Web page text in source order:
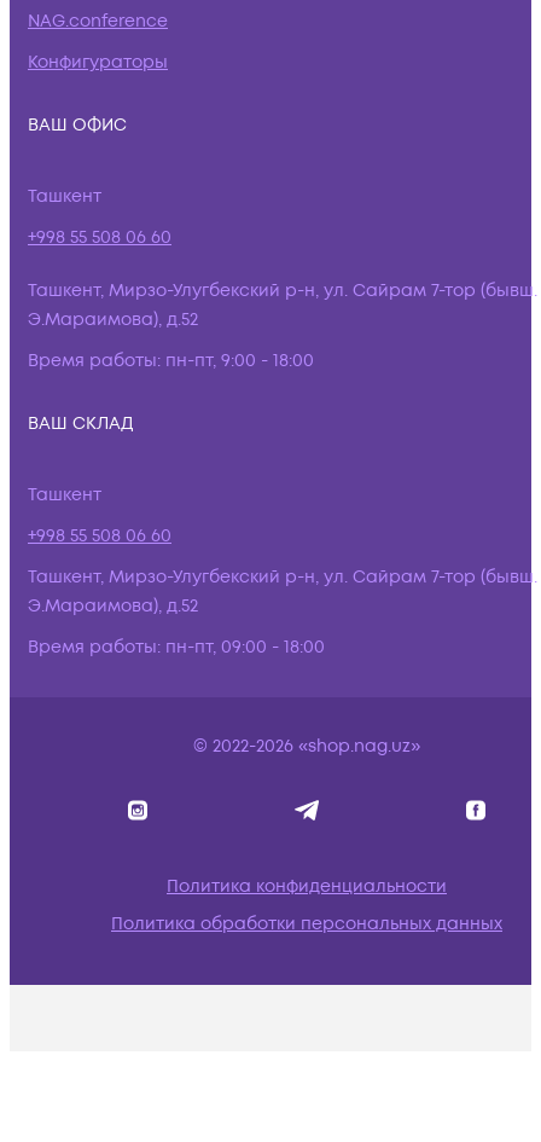
NAG.conference
Конфигураторы
ВАШ ОФИС
Ташкент
+998 55 508 06 60
Ташкент, Мирзо-Улугбекский р-н, ул. Сайрам 7-тор (бывш.
Э.Мараимова), д.52
Время работы: пн-пт, 9:00 - 18:00
ВАШ СКЛАД
Ташкент
+998 55 508 06 60
Ташкент, Мирзо-Улугбекский р-н, ул. Сайрам 7-тор (бывш.
Э.Мараимова), д.52
Время работы: пн-пт, 09:00 - 18:00
© 2022-2026 «shop.nag.uz»
Политика конфиденциальности
Политика обработки персональных данных